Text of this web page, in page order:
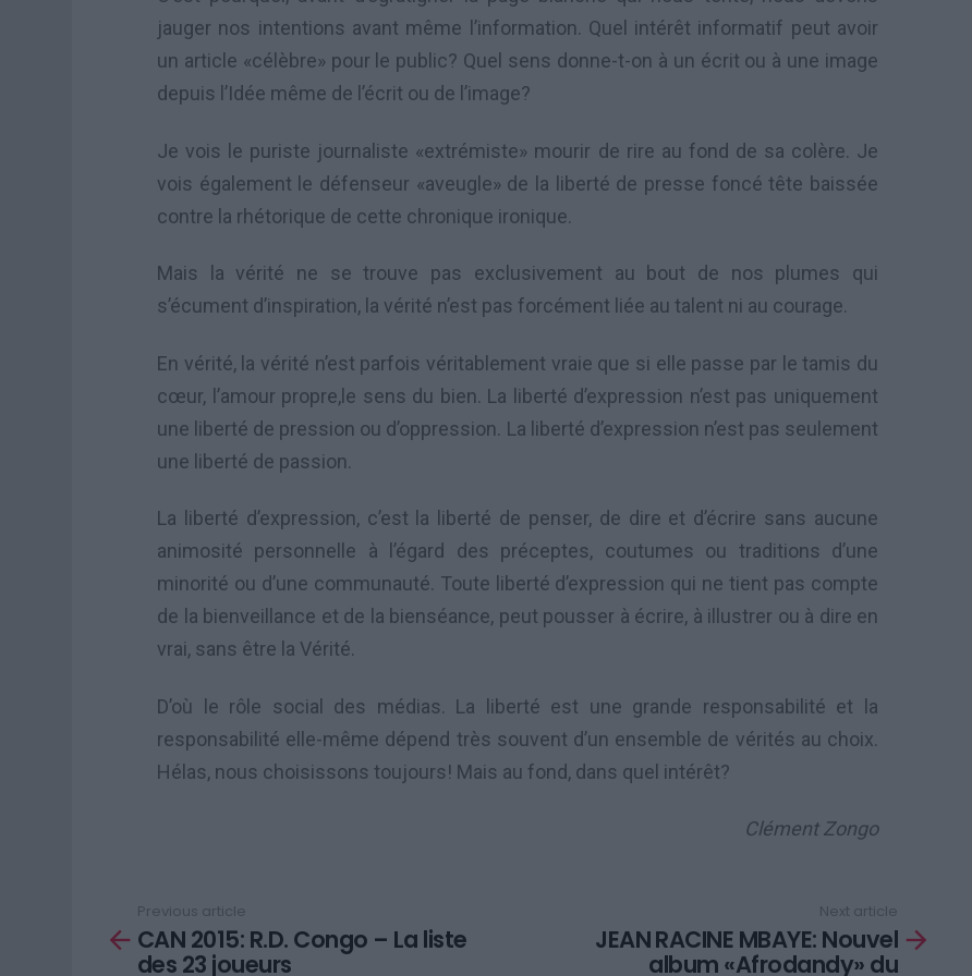
jauger nos intentions avant même l’information. Quel intérêt informatif peut avoir
un article «célèbre» pour le public? Quel sens donne-t-on à un écrit ou à une image
depuis l’Idée même de l’écrit ou de l’image?
Je vois le puriste journaliste «extrémiste» mourir de rire au fond de sa colère. Je
vois également le défenseur «aveugle» de la liberté de presse foncé tête baissée
contre la rhétorique de cette chronique ironique.
Mais la vérité ne se trouve pas exclusivement au bout de nos plumes qui
s’écument d’inspiration, la vérité n’est pas forcément liée au talent ni au courage.
En vérité, la vérité n’est parfois véritablement vraie que si elle passe par le tamis du
cœur, l’amour propre,le sens du bien. La liberté d’expression n’est pas uniquement
une liberté de pression ou d’oppression. La liberté d’expression n’est pas seulement
une liberté de passion.
La liberté d’expression, c’est la liberté de penser, de dire et d’écrire sans aucune
animosité personnelle à l’égard des préceptes, coutumes ou traditions d’une
minorité ou d’une communauté. Toute liberté d’expression qui ne tient pas compte
de la bienveillance et de la bienséance, peut pousser à écrire, à illustrer ou à dire en
vrai, sans être la Vérité.
D’où le rôle social des médias. La liberté est une grande responsabilité et la
responsabilité elle-même dépend très souvent d’un ensemble de vérités au choix.
Hélas, nous choisissons toujours! Mais au fond, dans quel intérêt?
Clément Zongo
more
Previous article
CAN 2015: R.D. Congo – La liste
des 23 joueurs
Next article
JEAN RACINE MBAYE: Nouvel
album «Afrodandy» du